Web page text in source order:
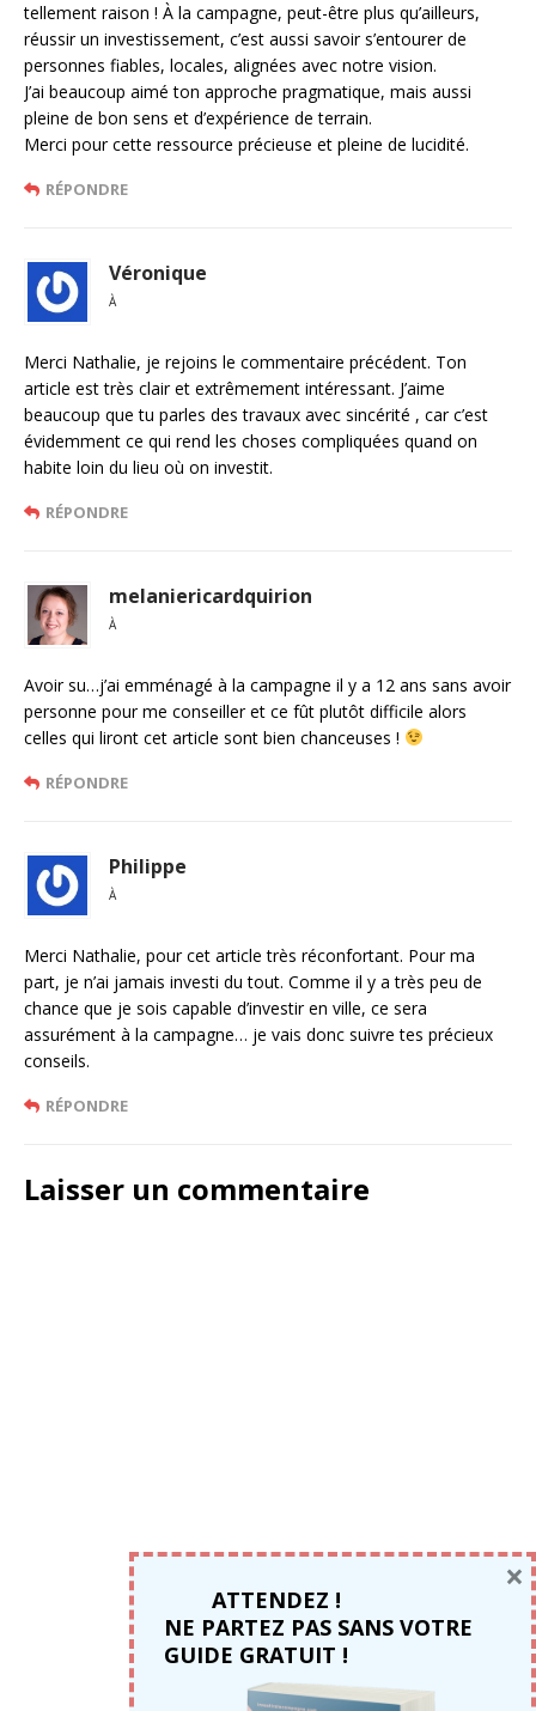
tellement raison ! À la campagne, peut-être plus qu’ailleurs,
réussir un investissement, c’est aussi savoir s’entourer de
personnes fiables, locales, alignées avec notre vision.
J’ai beaucoup aimé ton approche pragmatique, mais aussi
pleine de bon sens et d’expérience de terrain.
Merci pour cette ressource précieuse et pleine de lucidité.
RÉPONDRE
Véronique
À
Merci Nathalie, je rejoins le commentaire précédent. Ton
article est très clair et extrêmement intéressant. J’aime
beaucoup que tu parles des travaux avec sincérité , car c’est
évidemment ce qui rend les choses compliquées quand on
habite loin du lieu où on investit.
RÉPONDRE
melaniericardquirion
À
Avoir su…j’ai emménagé à la campagne il y a 12 ans sans avoir
personne pour me conseiller et ce fût plutôt difficile alors
celles qui liront cet article sont bien chanceuses !
RÉPONDRE
Philippe
À
Merci Nathalie, pour cet article très réconfortant. Pour ma
part, je n’ai jamais investi du tout. Comme il y a très peu de
chance que je sois capable d’investir en ville, ce sera
assurément à la campagne… je vais donc suivre tes précieux
conseils.
RÉPONDRE
Laisser un commentaire
ATTENDEZ !
NE PARTEZ PAS SANS VOTRE
GUIDE GRATUIT !
×